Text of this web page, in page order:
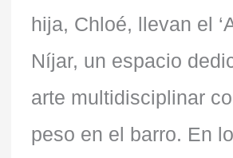
hija, Chloé, llevan el
Níjar, un espacio
arte multidisciplinar
peso en el barro. En